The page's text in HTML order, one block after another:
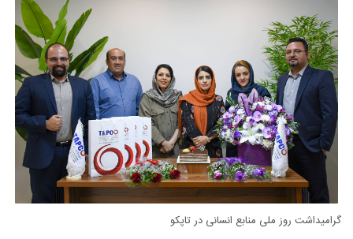
گرامیداشت روز ملی منابع انسانی در تاپکو